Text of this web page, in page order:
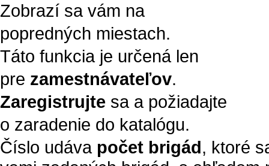
Zobrazí sa vám na
popredných miestach.
Táto funkcia je určená len
pre zamestnávateľov.
Zaregistrujte sa a požiadajte
o zaradenie do katalógu.
Číslo udáva počet brigád, ktoré